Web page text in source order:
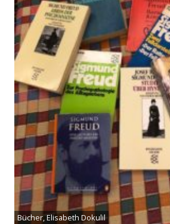
Bücher, Elisabeth Dokulil